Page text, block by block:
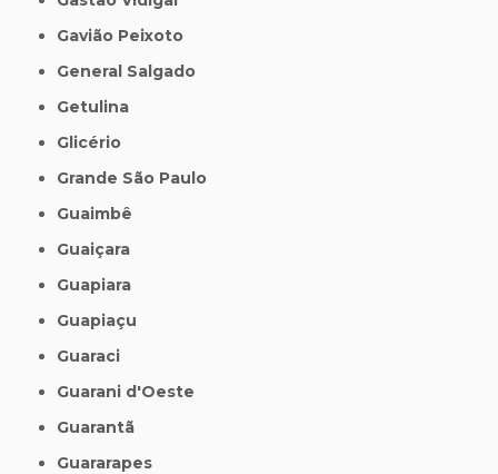
Gavião Peixoto
General Salgado
Getulina
Glicério
Grande São Paulo
Guaimbê
Guaiçara
Guapiara
Guapiaçu
Guaraci
Guarani d'Oeste
Guarantã
Guararapes